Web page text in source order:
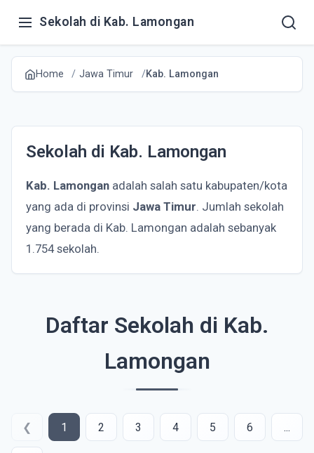
Sekolah di Kab. Lamongan
Home Jawa Timur Kab. Lamongan
Sekolah di Kab. Lamongan
Kab. Lamongan adalah salah satu kabupaten/kota
yang ada di provinsi Jawa Timur. Jumlah sekolah
yang berada di Kab. Lamongan adalah sebanyak
1.754 sekolah.
Daftar Sekolah di Kab.
Lamongan
❮ 1 2 3 4 5 6 ...